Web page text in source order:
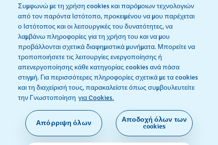
Όροι Πώλησης
Κάνε κλικ εδώ για υπαναχώρηση
Πολιτική Απορρήτου Πολιτική Cookies
Όροι Χρήσης
SWISS MADE
Συμφωνώ με τη χρήση cookies και παρόμοιων τεχνολογιών
από τον παρόντα Ιστότοπο, προκειμένου να μου παρέχεται
ο Ιστότοπος και οι λειτουργικές του δυνατότητες, να
λαμβάνω πληροφορίες για τη χρήση του και να μου
προβάλλονται σχετικά διαφημιστικά μυνήματα. Μπορείτε να
τροποποιήσετε τις λειτουργίες ενεργοποίησης ή
απενεργοποίησης κάθε κατηγορίας cookies ανά πάσα
στιγμή. Για περισσότερες πληροφορίες σχετικά με τα cookies
και τη διαχείρισή τους, παρακαλείστε όπως συμβουλευτείτε
την Γνωστοποίηση για Cookies.
Απόρριψη όλων
Αποδοχή όλων των
cookies